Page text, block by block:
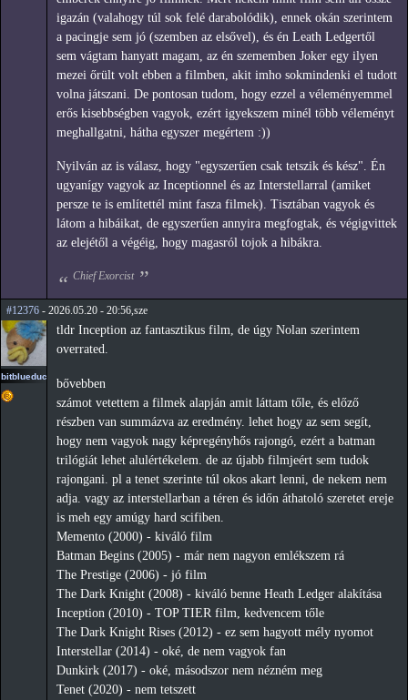
igazán (valahogy túl sok felé darabolódik), ennek okán szerintem
a pacingje sem jó (szemben az elsővel), és én Leath Ledgertől
sem vágtam hanyatt magam, az én szememben Joker egy ilyen
mezei őrült volt ebben a filmben, akit imho sokmindenki el tudott
volna játszani. De pontosan tudom, hogy ezzel a véleményemmel
erős kisebbségben vagyok, ezért igyekszem minél több véleményt
meghallgatni, hátha egyszer megértem :))
Nyilván az is válasz, hogy "egyszerűen csak tetszik és kész". Én
ugyanígy vagyok az Inceptionnel és az Interstellarral (amiket
persze te is említettél mint fasza filmek). Tisztában vagyok és
látom a hibáikat, de egyszerűen annyira megfogtak, és végigvittek
az elejétől a végéig, hogy magasról tojok a hibákra.
Chief Exorcist
#12376 - 2026.05.20 - 20:56,sze
bitblueduck
tldr Inception az fantasztikus film, de úgy Nolan szerintem
overrated.
bővebben
számot vetettem a filmek alapján amit láttam tőle, és előző
részben van summázva az eredmény. lehet hogy az sem segít,
hogy nem vagyok nagy képregényhős rajongó, ezért a batman
trilógiát lehet alulértékelem. de az újabb filmjeért sem tudok
rajongani. pl a tenet szerinte túl okos akart lenni, de nekem nem
adja. vagy az interstellarban a téren és időn áthatoló szeretet ereje
is meh egy amúgy hard scifiben.
Memento (2000) - kiváló film
Batman Begins (2005) - már nem nagyon emlékszem rá
The Prestige (2006) - jó film
The Dark Knight (2008) - kiváló benne Heath Ledger alakítása
Inception (2010) - TOP TIER film, kedvencem tőle
The Dark Knight Rises (2012) - ez sem hagyott mély nyomot
Interstellar (2014) - oké, de nem vagyok fan
Dunkirk (2017) - oké, másodszor nem nézném meg
Tenet (2020) - nem tetszett